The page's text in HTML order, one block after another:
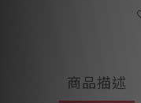
商品描述